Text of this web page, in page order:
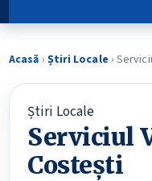
Acasă › Știri Locale ›
Știri Locale
Serviciul
Costești